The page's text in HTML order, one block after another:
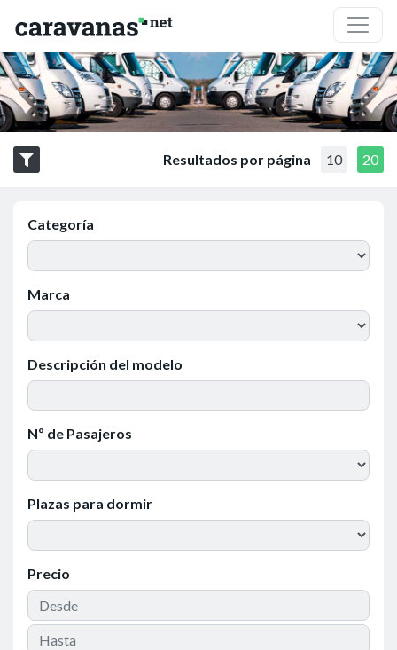
Resultados por página 10 20
Categoría
Marca
Descripción del modelo
Nº de Pasajeros
Plazas para dormir
Precio